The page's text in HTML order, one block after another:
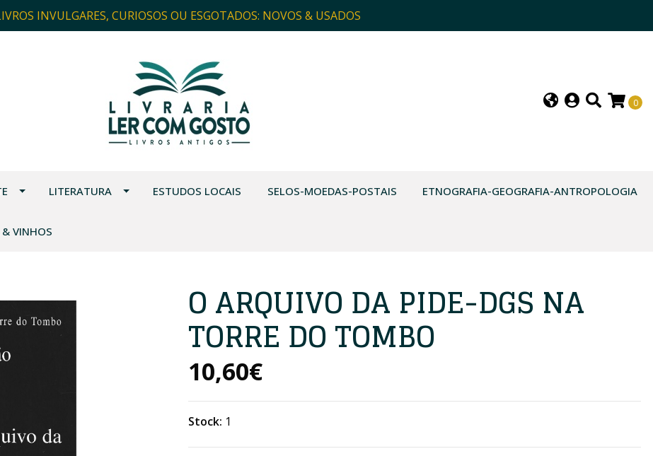
INVULGARES, CURIOSOS OU ESGOTADOS: NOVOS & USADOS
0
LITERATURA ESTUDOS LOCAIS SELOS-MOEDAS-POSTAIS ETNOGRAFIA-GEOGRAFIA-ANTROPOLOGIA
VINHOS
O ARQUIVO DA PIDE-DGS NA
TORRE DO TOMBO
10,60€
Stock: 1